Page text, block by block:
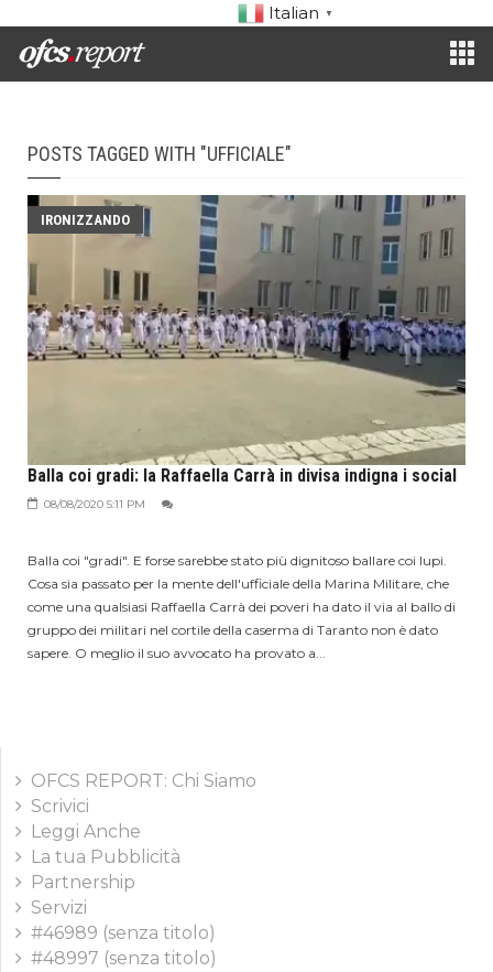
Italian ▼
POSTS TAGGED WITH "UFFICIALE"
IRONIZZANDO
Balla coi gradi: la Raffaella Carrà in divisa indigna i social
08/08/2020 5:11 PM
Balla coi "gradi". E forse sarebbe stato più dignitoso ballare coi lupi.
Cosa sia passato per la mente dell'ufficiale della Marina Militare, che
come una qualsiasi Raffaella Carrà dei poveri ha dato il via al ballo di
gruppo dei militari nel cortile della caserma di Taranto non è dato
sapere. O meglio il suo avvocato ha provato a...
OFCS REPORT: Chi Siamo
Scrivici
Leggi Anche
La tua Pubblicità
Partnership
Servizi
#46989 (senza titolo)
#48997 (senza titolo)